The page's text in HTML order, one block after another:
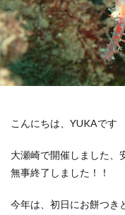
こんにちは、YUKAです
大瀬崎で開催しました
無事終了しました！！
今年は、初日にお餅つき